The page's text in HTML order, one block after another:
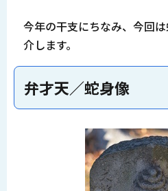
今年の干支にちなみ、今回
介します。
弁才天／蛇身像